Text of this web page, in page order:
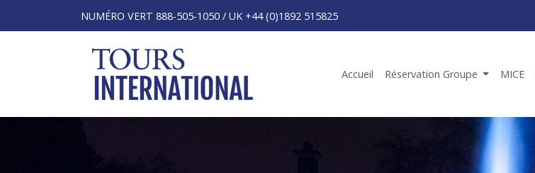
NUMÉRO VERT 888-505-1050 / UK +44 (0)1892 515825
Accueil Réservation Groupe MICE